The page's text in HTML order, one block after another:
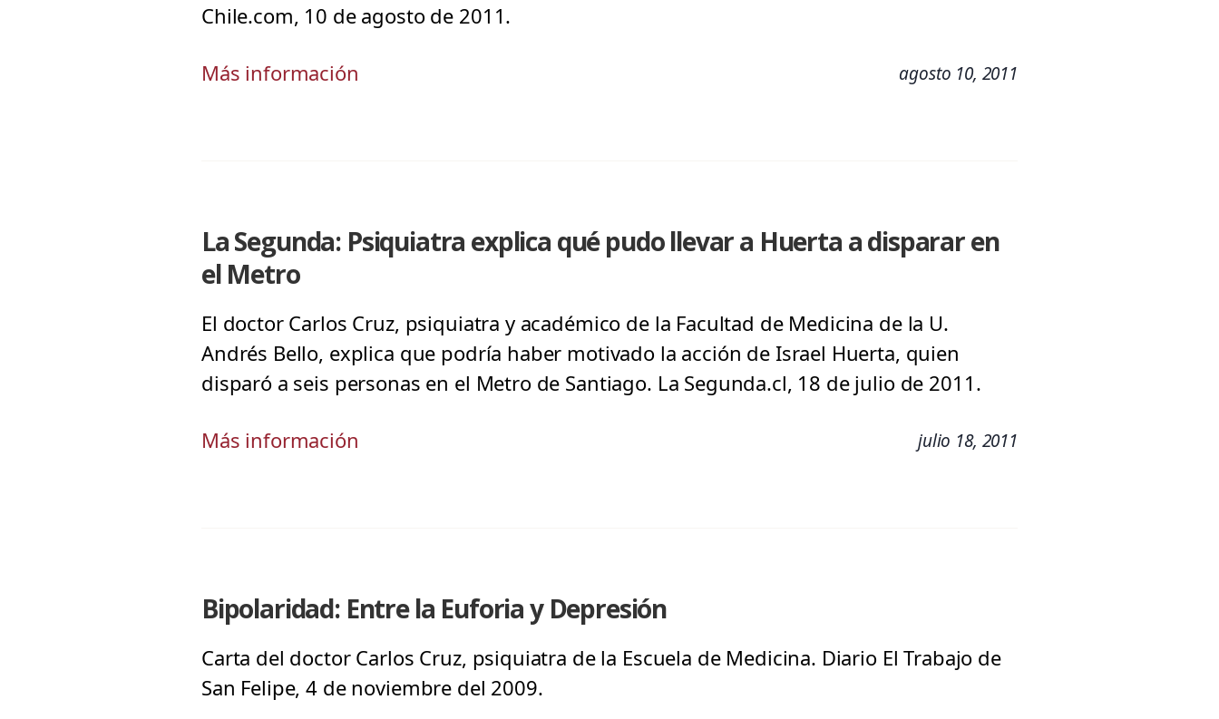
Chile.com, 10 de agosto de 2011.
Más información agosto 10, 2011
La Segunda: Psiquiatra explica qué pudo llevar a Huerta a disparar en
el Metro
El doctor Carlos Cruz, psiquiatra y académico de la Facultad de Medicina de la U.
Andrés Bello, explica que podría haber motivado la acción de Israel Huerta, quien
disparó a seis personas en el Metro de Santiago. La Segunda.cl, 18 de julio de 2011.
Más información julio 18, 2011
Bipolaridad: Entre la Euforia y Depresión
Carta del doctor Carlos Cruz, psiquiatra de la Escuela de Medicina. Diario El Trabajo de
San Felipe, 4 de noviembre del 2009.